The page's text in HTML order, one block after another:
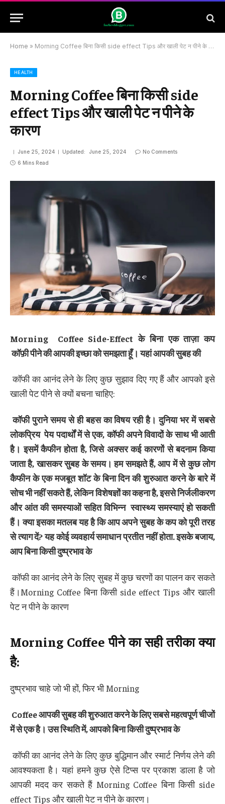
Home » Morning Coffee बिना किसी side effect Tips और खाली पेट न पीने के कारण
HEALTH
Morning Coffee बिना किसी side
effect Tips और खाली पेट न पीने के
कारण
June 25, 2024 Updated: June 25, 2024
No Comments
6 Mins Read
Morning Coffee Side-Effectके बिना एक ताज़ा कप
कॉफ़ीपीने की आपकी इच्छा को समझता हूँ। यहां आपकी सुबह की
कॉफी का आनंद लेने के लिए कुछ सुझाव दिए गए हैं और आपको इसे
खाली पेट पीने से क्यों बचना चाहिए:
कॉफी पुराने समय से ही बहस का विषय रही है। दुनिया भर में सबसे
लोकप्रिय पेय पदार्थोंमें से एक,कॉफी अपने विवादों के साथ भी आती
है। इसमें कैफीन होता है,जिसे अक्सर कई कारणों से बदनाम किया
जाता है,खासकर सुबह के समय। हम समझते हैं,आप में से कुछ लोग
कैफीन के एक मजबूत शॉट के बिना दिन की शुरुआत करने के बारे में
सोच भी नहीं सकते हैं,लेकिन विशेषज्ञों का कहना है,इससे निर्जलीकरण
और आंत की समस्याओं सहित विभिन्न स्वास्थ्य समस्याएं हो सकती
हैं। क्या इसका मतलब यह है कि आप अपने सुबह के कप को पूरी तरह
से त्याग दें?यह कोई व्यवहार्य समाधान प्रतीत नहीं होता.इसके बजाय,
आप बिना किसी दुष्प्रभाव के
कॉफी का आनंद लेने के लिए सुबह में कुछ चरणों का पालन कर सकते
हैं।Morning Coffee बिना किसी side effect Tips और खाली
पेट न पीने के कारण
Morning Coffeeपीने का सही तरीका क्या
है:
दुष्प्रभाव चाहे जो भी हों, फिर भी Morning
Coffeeआपकी सुबह की शुरुआत करने के लिए सबसे महत्वपूर्ण चीजों
में से एक है। उस स्थिति में,आपको बिना किसी दुष्प्रभाव के
कॉफी का आनंद लेने के लिए कुछ बुद्धिमान और स्मार्ट निर्णय लेने की
आवश्यकता है। यहां हमने कुछ ऐसे टिप्स पर प्रकाश डाला है जो
आपकी मदद कर सकते हैं Morning Coffee बिना किसी side
effect Tips और खाली पेट न पीने के कारण।